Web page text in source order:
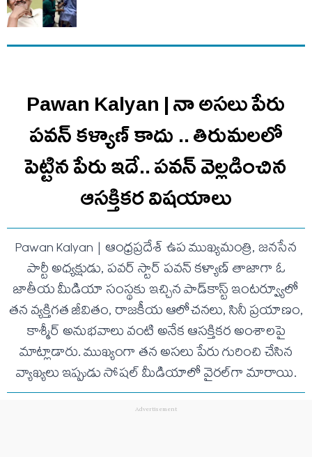
Pawan Kalyan | నా అసలు పేరు
పవన్ కళ్యాణ్ కాదు .. తిరుమలలో
పెట్టిన పేరు ఇదే.. ప‌వ‌న్ వెల్లడించిన
ఆస‌క్తిక‌ర విష‌యాలు
Pawan Kalyan | ఆంధ్రప్రదేశ్ ఉప ముఖ్యమంత్రి, జనసేన
పార్టీ అధ్యక్షుడు, పవర్ స్టార్ పవన్ కళ్యాణ్ తాజాగా ఓ
జాతీయ మీడియా సంస్థకు ఇచ్చిన పాడ్‌కాస్ట్ ఇంటర్వ్యూలో
తన వ్యక్తిగత జీవితం, రాజకీయ ఆలోచనలు, సినీ ప్రయాణం,
కాశ్మీర్ అనుభవాలు వంటి అనేక ఆసక్తికర అంశాలపై
మాట్లాడారు. ముఖ్యంగా తన అసలు పేరు గురించి చేసిన
వ్యాఖ్యలు ఇప్పుడు సోషల్ మీడియాలో వైరల్‌గా మారాయి.